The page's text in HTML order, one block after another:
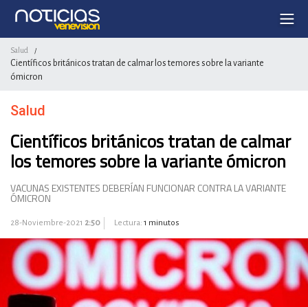
Salud /
Científicos británicos tratan de calmar los temores sobre la variante
ómicron
Salud
Científicos británicos tratan de calmar
los temores sobre la variante ómicron
VACUNAS EXISTENTES DEBERÍAN FUNCIONAR CONTRA LA VARIANTE
ÓMICRON
28-Noviembre-2021 2:50 Lectura: 1 minutos